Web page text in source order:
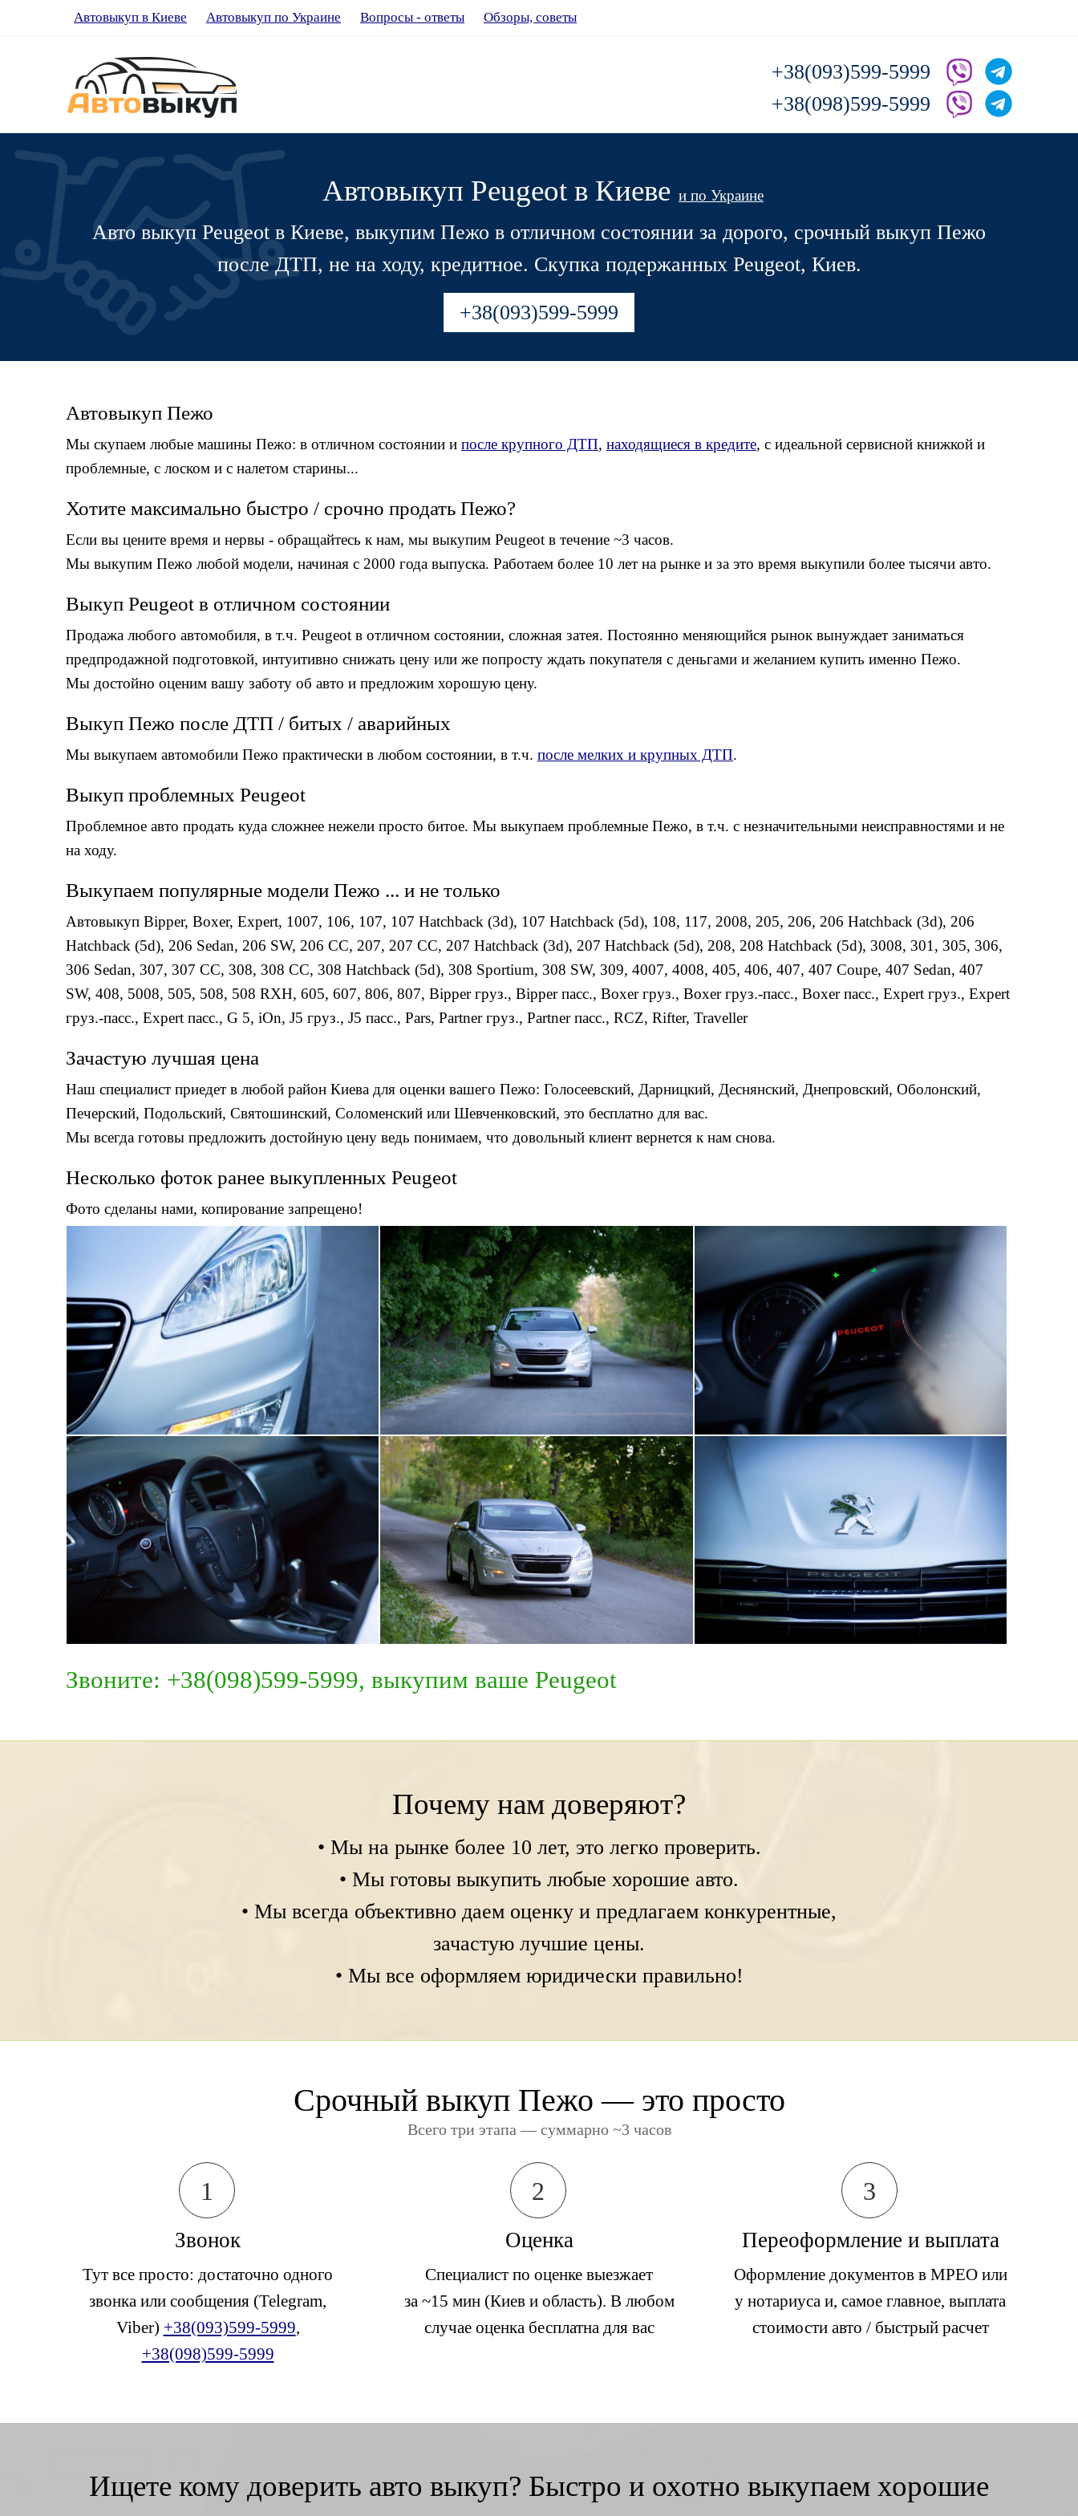
Автовыкуп в Киеве Автовыкуп по Украине Вопросы - ответы Обзоры, советы
+38(093)599-5999
+38(098)599-5999
Автовыкуп Peugeot в Киеве и по Украине
Авто выкуп Peugeot в Киеве, выкупим Пежо в отличном состоянии за дорого, срочный выкуп Пежо
после ДТП, не на ходу, кредитное. Скупка подержанных Peugeot, Киев.
+38(093)599-5999
Автовыкуп Пежо
Мы скупаем любые машины Пежо: в отличном состоянии и после крупного ДТП, находящиеся в кредите, с идеальной сервисной книжкой и
проблемные, c лоском и с налетом старины...
Хотите максимально быстро / срочно продать Пежо?
Если вы цените время и нервы - обращайтесь к нам, мы выкупим Peugeot в течение ~3 часов.
Мы выкупим Пежо любой модели, начиная с 2000 года выпуска. Работаем более 10 лет на рынке и за это время выкупили более тысячи авто.
Выкуп Peugeot в отличном состоянии
Продажа любого автомобиля, в т.ч. Peugeot в отличном состоянии, сложная затея. Постоянно меняющийся рынок вынуждает заниматься
предпродажной подготовкой, интуитивно снижать цену или же попросту ждать покупателя с деньгами и желанием купить именно Пежо.
Мы достойно оценим вашу заботу об авто и предложим хорошую цену.
Выкуп Пежо после ДТП / битых / аварийных
Мы выкупаем автомобили Пежо практически в любом состоянии, в т.ч. после мелких и крупных ДТП.
Выкуп проблемных Peugeot
Проблемное авто продать куда сложнее нежели просто битое. Мы выкупаем проблемные Пежо, в т.ч. с незначительными неисправностями и не
на ходу.
Выкупаем популярные модели Пежо ... и не только
Автовыкуп Bipper, Boxer, Expert, 1007, 106, 107, 107 Hatchback (3d), 107 Hatchback (5d), 108, 117, 2008, 205, 206, 206 Hatchback (3d), 206
Hatchback (5d), 206 Sedan, 206 SW, 206 СС, 207, 207 CC, 207 Hatchback (3d), 207 Hatchback (5d), 208, 208 Hatchback (5d), 3008, 301 , 305, 306,
306 Sedan, 307, 307 CC, 308, 308 CC, 308 Hatchback (5d), 308 Sportium, 308 SW, 309, 4007, 4008, 405, 406, 407, 407 Coupe, 407 Sedan, 407
SW, 408, 5008, 505, 508, 508 RXH, 605, 607, 806, 807, Bipper груз., Bipper пасс., Boxer груз., Boxer груз.-пасс., Boxer пасс., Expert груз., Expert
груз.-пасс., Expert пасс., G 5, iOn, J5 груз., J5 пасс., Pars, Partner груз., Partner пасс., RCZ, Rifter, Traveller
Зачастую лучшая цена
Наш специалист приедет в любой район Киева для оценки вашего Пежо: Голосеевский, Дарницкий, Деснянский, Днепровский, Оболонский,
Печерский, Подольский, Святошинский, Соломенский или Шевченковский, это бесплатно для вас.
Мы всегда готовы предложить достойную цену ведь понимаем, что довольный клиент вернется к нам снова.
Несколько фоток ранее выкупленных Peugeot
Фото сделаны нами, копирование запрещено!
Звоните: +38(098)599-5999, выкупим ваше Peugeot
Почему нам доверяют?
• Мы на рынке более 10 лет, это легко проверить.
• Мы готовы выкупить любые хорошие авто.
• Мы всегда объективно даем оценку и предлагаем конкурентные,
зачастую лучшие цены.
• Мы все оформляем юридически правильно!
Срочный выкуп Пежо — это просто
Всего три этапа — суммарно ~3 часов
1
Звонок
Тут все просто: достаточно одного
звонка или сообщения (Telegram,
Viber) +38(093)599-5999,
+38(098)599-5999
2
Оценка
Специалист по оценке выезжает
за ~15 мин (Киев и область). В любом
случае оценка бесплатна для вас
3
Переоформление и выплата
Оформление документов в МРЕО или
у нотариуса и, самое главное, выплата
стоимости авто / быстрый расчет
Ищете кому доверить авто выкуп? Быстро и охотно выкупаем хорошие